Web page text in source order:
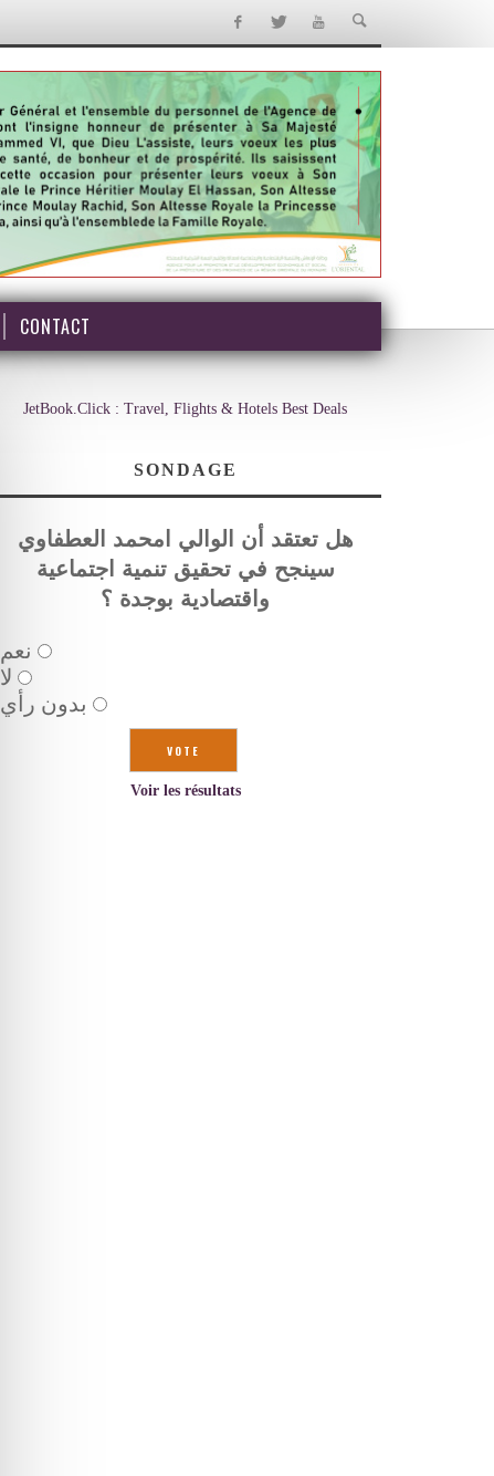
CONTACT
JetBook.Click : Travel, Flights & Hotels Best Deals
SONDAGE
هل تعتقد أن الوالي امحمد العطفاوي
سينجح في تحقيق تنمية اجتماعية
واقتصادية بوجدة ؟
نعم
لا
بدون رأي
Voir les résultats